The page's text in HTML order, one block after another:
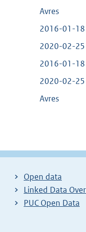
k
e
r
n
l
i
n
x
e
r
n
l
i
Avres
2016-01-18
2020-02-25
2016-01-18
2020-02-25
Avres
Open data
Linked Data
PUC Open Data